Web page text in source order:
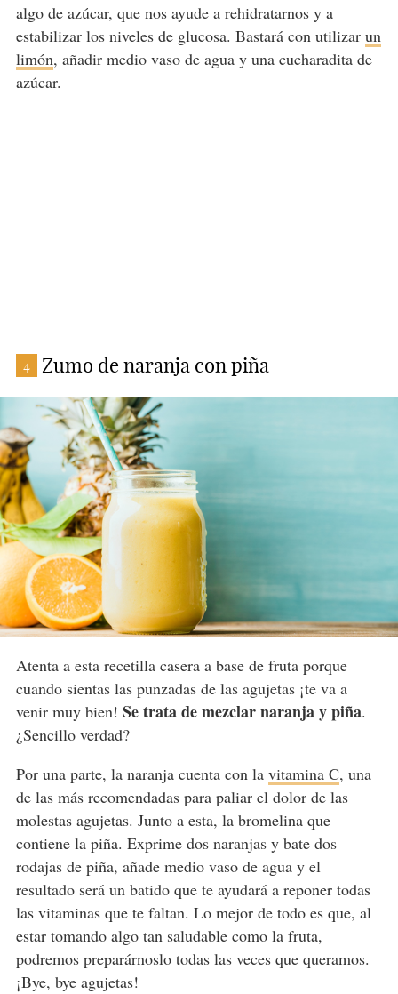
algo de azúcar, que nos ayude a rehidratarnos y a
estabilizar los niveles de glucosa. Bastará con utilizar un
limón, añadir medio vaso de agua y una cucharadita de
azúcar.
4 Zumo de naranja con piña
Atenta a esta recetilla casera a base de fruta porque
cuando sientas las punzadas de las agujetas ¡te va a
venir muy bien! Se trata de mezclar naranja y piña.
¿Sencillo verdad?
Por una parte, la naranja cuenta con la vitamina C, una
de las más recomendadas para paliar el dolor de las
molestas agujetas. Junto a esta, la bromelina que
contiene la piña. Exprime dos naranjas y bate dos
rodajas de piña, añade medio vaso de agua y el
resultado será un batido que te ayudará a reponer todas
las vitaminas que te faltan. Lo mejor de todo es que, al
estar tomando algo tan saludable como la fruta,
podremos preparárnoslo todas las veces que queramos.
¡Bye, bye agujetas!